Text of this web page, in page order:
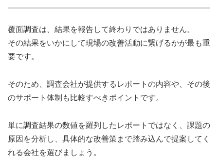
覆面調査は、結果を報告して終わりではありません。
その結果をいかにして現場の改善活動に繋げるかが最も重
要です。
そのため、調査会社が提供するレポートの内容や、その後
のサポート体制も比較すべきポイントです。
単に調査結果の数値を羅列したレポートではなく、課題の
原因を分析し、具体的な改善策まで踏み込んで提案してく
れる会社を選びましょう。